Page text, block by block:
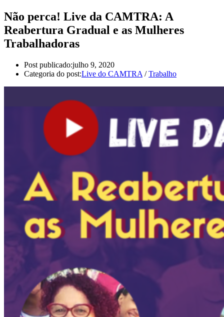
Não perca! Live da CAMTRA: A
Reabertura Gradual e as Mulheres
Trabalhadoras
Post publicado:julho 9, 2020
Categoria do post:Live do CAMTRA / Trabalho